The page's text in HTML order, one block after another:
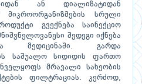
ან დიალიზატიდან
მიკროორგანიზმების სრული
გვექნება საინექციო
შედეგი იქნება
მედიცინაში. გარდა
საშუალო სიდიდის ფართო
მრავალი სახეობის
ფილტრაციას. კერძოდ,